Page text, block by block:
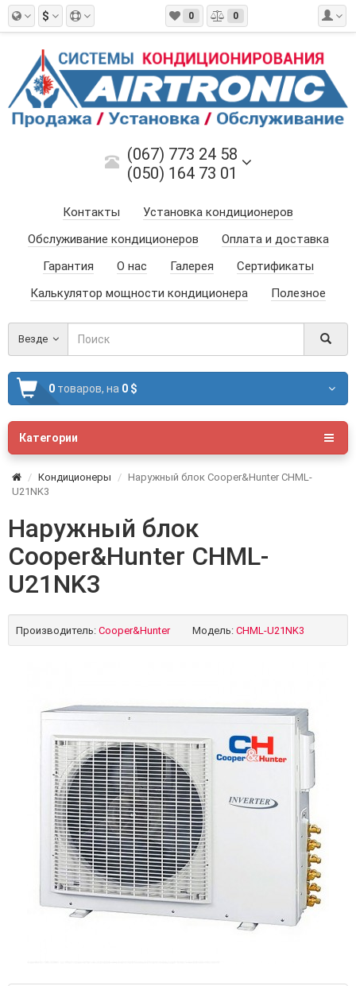
$ 0 0
(067) 773 24 58
(050) 164 73 01
Контакты
Установка кондиционеров
Обслуживание кондиционеров
Оплата и доставка
Гарантия
О нас Галерея
Сертификаты
Калькулятор мощности кондиционера
Полезное
Везде
0 товаров, на 0 $
Категории
Кондиционеры
Наружный блок Cooper&Hunter CHML-
U21NK3
Наружный блок
Cooper&Hunter CHML-
U21NK3
Производитель: Cooper&Hunter Модель: CHML-U21NK3